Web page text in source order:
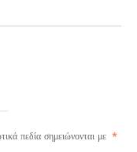
πεδία σημειώνονται με *